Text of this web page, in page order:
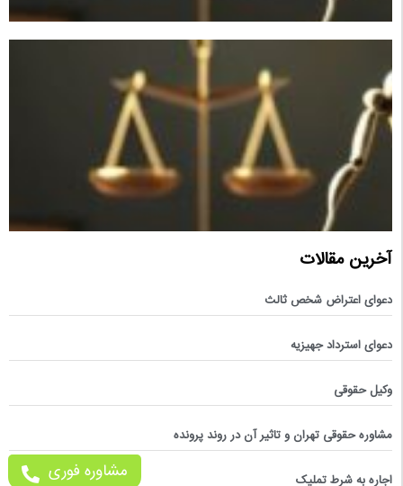
آخرین مقالات
دعوای اعتراض شخص ثالث
دعوای استرداد جهیزیه
وکیل حقوقی
مشاوره حقوقی تهران و تاثیر آن در روند پرونده
اجاره به شرط تملیک مشاوره فوری